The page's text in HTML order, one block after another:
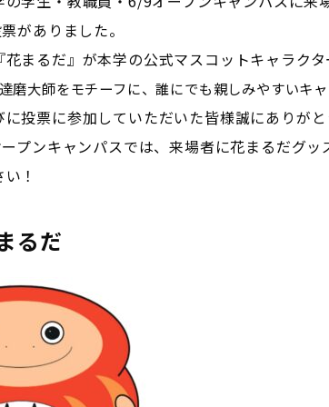
がありました。
まるだ』が本学の公式マスコットキャラクタ
磨大師をモチーフに、誰にでも親しみやすいキャ
投票に参加していただいた皆様誠にありがと
プンキャンパスでは、来場者に花まるだグッ
！
るだ